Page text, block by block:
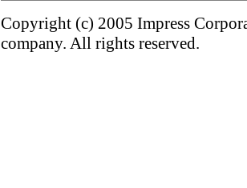
Copyright (c) 2005 Impress
company. All rights reserved.